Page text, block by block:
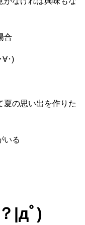
合
∀･)
夏の思い出を作りた
いる
|дﾟ)